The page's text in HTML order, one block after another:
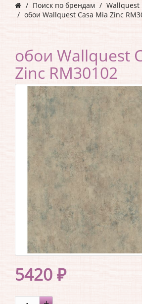
Поиск по брендам Wallquest
обои Wallquest Casa Mia Zinc
обои Wallquest
Zinc RM30102
5420 ₽